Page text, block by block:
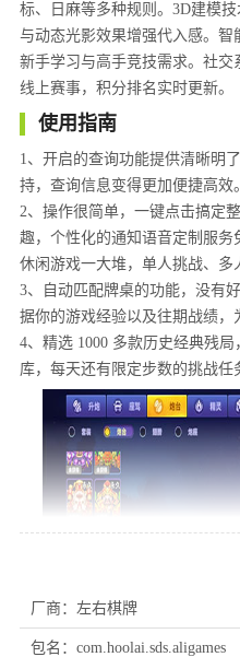
标、日麻等多种规则。3D建模
与动态光影效果增强代入感。
新手学习与高手竞技需求。社
线上赛事，积分排名实时更新。
使用指南
1、开启的查询功能提供清晰明
持，查询信息变得更加便捷高效。
2、操作很简单，一键点击搞定
趣，个性化的通知语音定制服务
休闲游戏一大堆，单人挑战、多
3、自动匹配牌桌的功能，没有
据你的游戏经验以及往期战绩，
4、精选 1000 多款历史经典残
库，每天还有限定步数的挑战任
厂商：左右棋牌
包名：com.hoolai.sds.aligames